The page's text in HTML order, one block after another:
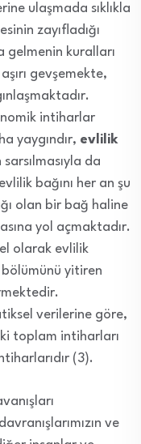
ulaşmada sıklıkla
zayıfladığı
gelmenin kuralları
gevşemekte,
intiharlar
yaygındır, evlilik
da
bağını her an şu
olan bir bağ haline
yol açmaktadır.
olarak evlilik
yitiren
verilerine göre,
toplam intiharları
(3).
ve